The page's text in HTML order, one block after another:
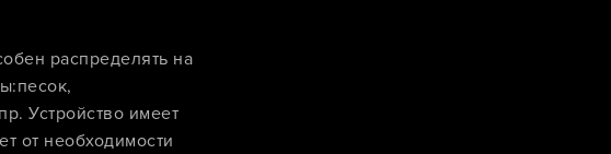
распределять на
Устройство имеет
от необходимости